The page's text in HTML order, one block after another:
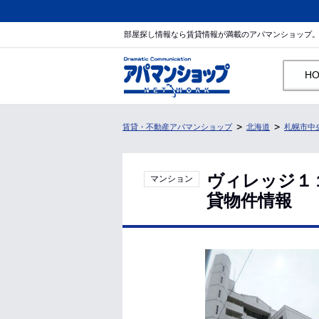
部屋探し情報なら賃貸情報が満載のアパマンショップ
賃貸・不動産アパマンショップ 北海道 札幌市中
マンション
ヴィレッジ１
貸物件情報